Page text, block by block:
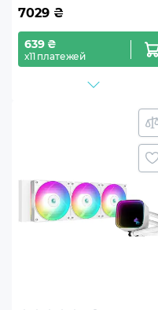
7029 ₴
639 ₴
х11 платежей